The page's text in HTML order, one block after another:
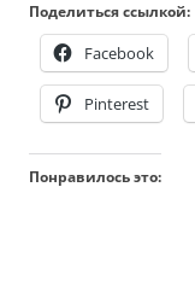
Поделиться ссылкой:
Facebook
Pinterest
Понравилось это: